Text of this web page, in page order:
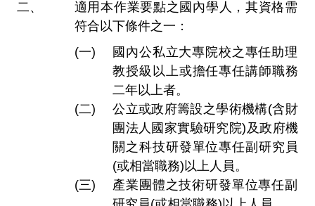
適用本作業要點之國內學人，其資格需
符合以下條件之一：
國內公私立大專院校之專任助理
教授級以上或擔任專任講師職務
二年以上者。
公立或政府籌設之學術機構(含財
團法人國家實驗研究院)及政府機
關之科技研發單位專任副研究員
(或相當職務)以上人員。
產業團體之技術研發單位專任副